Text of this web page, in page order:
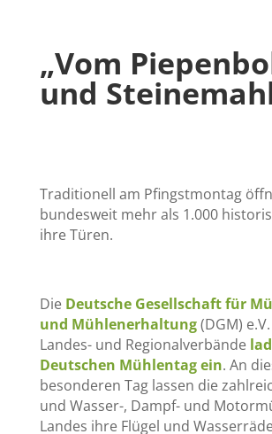
„Vom
und
Traditionell am Pfingstmontag
bundesweit mehr als 1.000
ihre Türen.
Die Deutsche Gesellschaft für
und Mühlenerhaltung(DGM)
Landes- und Regionalverbände
Deutschen Mühlentag ein. An
besonderen Tag lassen die
und Wasser-, Dampf- und
Landes ihre Flügel und